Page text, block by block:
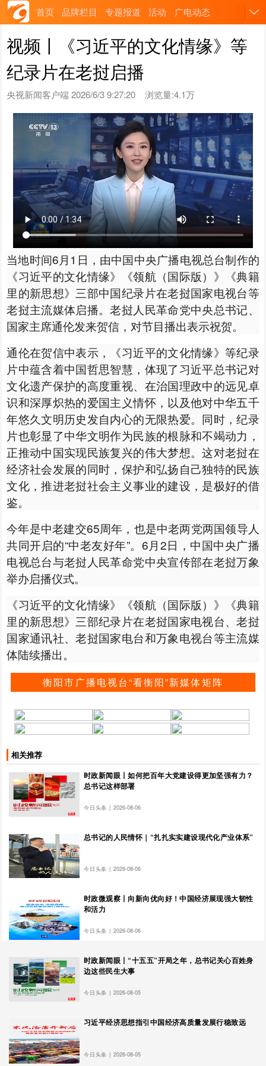
首页 品牌栏目 专题报道 活动 广电动态
视频丨《习近平的文化情缘》等
纪录片在老挝启播
央视新闻客户端 2026/6/3 9:27:20 浏览量:4.1万
当地时间6月1日，由中国中央广播电视总台制作的
《习近平的文化情缘》《领航（国际版）》《典籍
里的新思想》三部中国纪录片在老挝国家电视台等
老挝主流媒体启播。老挝人民革命党中央总书记、
国家主席通伦发来贺信，对节目播出表示祝贺。
通伦在贺信中表示，《习近平的文化情缘》等纪录
片中蕴含着中国哲思智慧，体现了习近平总书记对
文化遗产保护的高度重视、在治国理政中的远见卓
识和深厚炽热的爱国主义情怀，以及他对中华五千
年悠久文明历史发自内心的无限热爱。同时，纪录
片也彰显了中华文明作为民族的根脉和不竭动力，
正推动中国实现民族复兴的伟大梦想。这对老挝在
经济社会发展的同时，保护和弘扬自己独特的民族
文化，推进老挝社会主义事业的建设，是极好的借
鉴。
今年是中老建交65周年，也是中老两党两国领导人
共同开启的“中老友好年”。6月2日，中国中央广播
电视总台与老挝人民革命党中央宣传部在老挝万象
举办启播仪式。
《习近平的文化情缘》《领航（国际版）》《典籍
里的新思想》三部纪录片在老挝国家电视台、老挝
国家通讯社、老挝国家电台和万象电视台等主流媒
体陆续播出。
衡阳市广播电视台“看衡阳”新媒体矩阵
相关推荐
时政新闻眼丨如何把百年大党建设得更加坚强有力？
总书记这样部署
今日头条 | 2026-08-06
总书记的人民情怀｜“扎扎实实建设现代化产业体系”
今日头条 | 2026-08-06
时政微观察丨向新向优向好！中国经济展现强大韧性
和活力
今日头条 | 2026-08-06
时政新闻眼丨“十五五”开局之年，总书记关心百姓身
边这些民生大事
今日头条 | 2026-08-05
习近平经济思想指引中国经济高质量发展行稳致远
今日头条 | 2026-08-05